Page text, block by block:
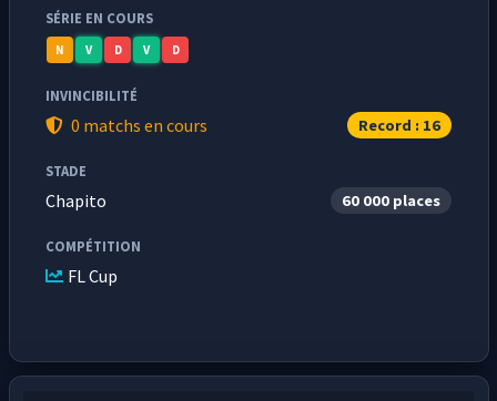
SÉRIE EN COURS
N V D V D
INVINCIBILITÉ
0 matchs en cours Record : 16
STADE
Chapito 60 000 places
COMPÉTITION
FL Cup